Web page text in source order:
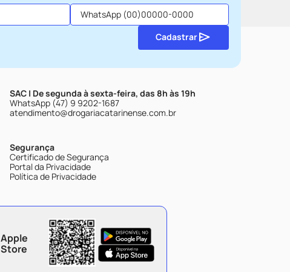
Cadastrar
SAC | De segunda à sexta-feira, das 8h às 19h
WhatsApp (47) 9 9202-1687
atendimento@drogariacatarinense.com.br
Segurança
Certificado de Segurança
Portal da Privacidade
Política de Privacidade
Apple
Store